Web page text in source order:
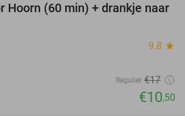
38%
Hoorn (60 min) + drankje naar
9.8 star
Regulier €17
€10,50